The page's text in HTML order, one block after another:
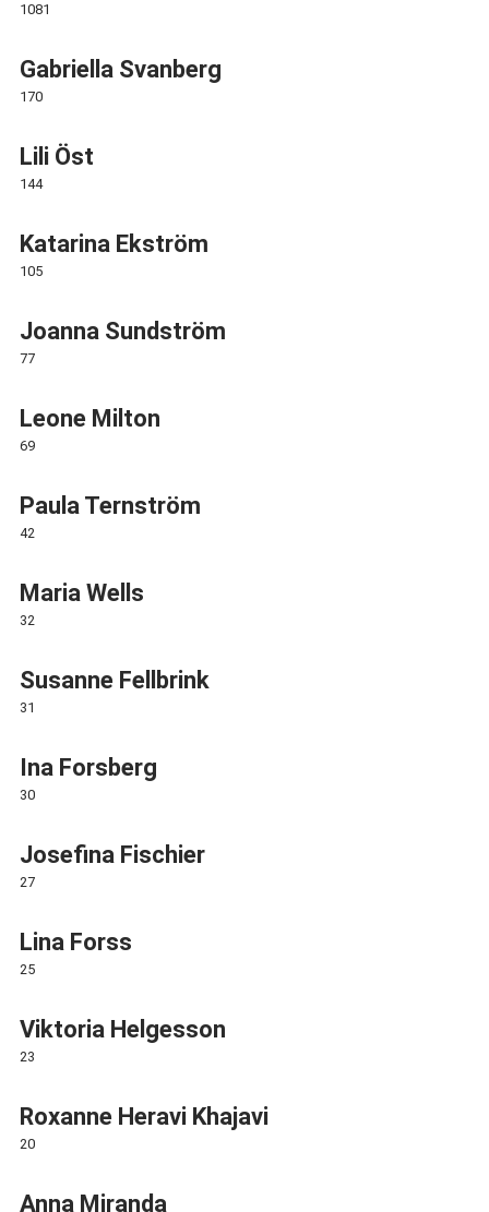
1081
Gabriella Svanberg
170
Lili Öst
144
Katarina Ekström
105
Joanna Sundström
77
Leone Milton
69
Paula Ternström
42
Maria Wells
32
Susanne Fellbrink
31
Ina Forsberg
30
Josefina Fischier
27
Lina Forss
25
Viktoria Helgesson
23
Roxanne Heravi Khajavi
20
Anna Miranda